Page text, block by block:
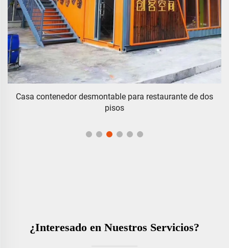
Casa contenedor desmontable para restaurante de dos
pisos
¿Interesado en Nuestros Servicios?